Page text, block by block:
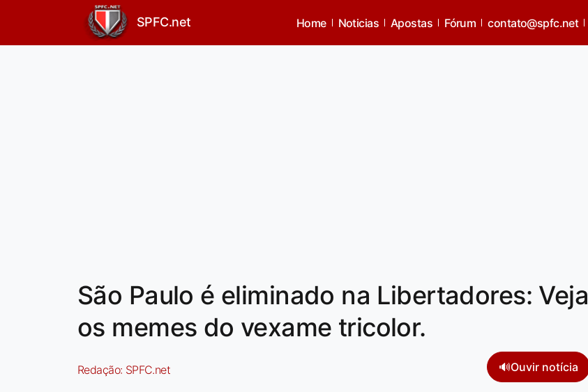
SPFC.net Home Noticias Apostas Fórum contato@spfc.net
São Paulo é eliminado na Libertadores: Veja
os memes do vexame tricolor.
Redação: SPFC.net 🔊Ouvir notícia